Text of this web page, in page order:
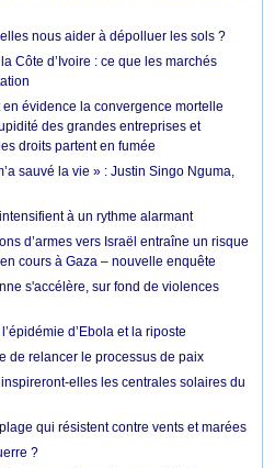
nous aider à dépolluer les sols ?
Côte d’Ivoire : ce que les marchés
évidence la convergence mortelle
des grandes entreprises et
droits partent en fumée
sauvé la vie » : Justin Singo Nguma,
à un rythme alarmant
d’armes vers Israël entraîne un risque
cours à Gaza – nouvelle enquête
s'accélère, sur fond de violences
d’Ebola et la riposte
de relancer le processus de paix
elles les centrales solaires du
qui résistent contre vents et marées
?